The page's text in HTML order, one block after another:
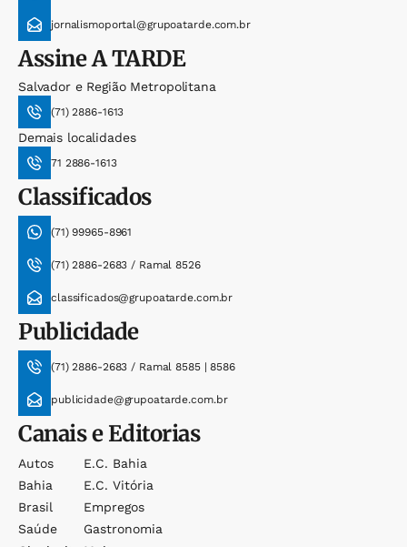
jornalismoportal@grupoatarde.com.br
AssineA TARDE
Salvador e Região Metropolitana
(71) 2886-1613
Demais localidades
71 2886-1613
Classificados
(71) 99965-8961
(71) 2886-2683 / Ramal 8526
classificados@grupoatarde.com.br
Publicidade
(71) 2886-2683 / Ramal 8585 | 8586
publicidade@grupoatarde.com.br
Canais e Editorias
Autos
Bahia
Brasil
Saúde
E.c. Bahia
E.c. Vitória
Empregos
Gastronomia